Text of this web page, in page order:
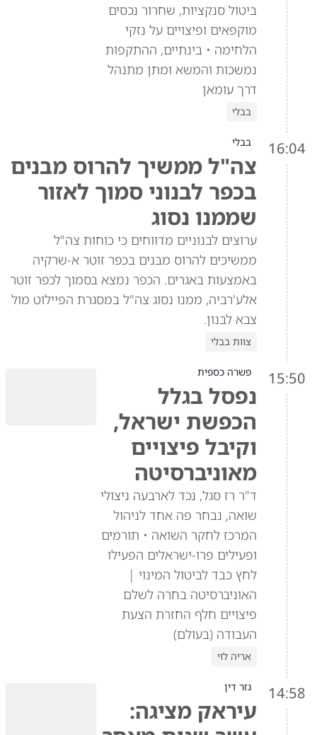
ביטול סנקציות, שחרור נכסים
מוקפאים ופיצויים על נזקי
הלחימה • בינתיים, ההתקפות
נמשכות והמשא ומתן מתנהל
דרך עומאן
בבלי
16:04 בבלי
צה"ל ממשיך להרוס מבנים
בכפר לבנוני סמוך לאזור
שממנו נסוג
ערוצים לבנוניים מדווחים כי כוחות צה"ל
ממשיכים להרוס מבנים בכפר זוטר א-שרקיה
באמצעות באגרים. הכפר נמצא בסמוך לכפר זוטר
אלע'רביה, ממנו נסוג צה"ל במסגרת הפיילוט מול
צבא לבנון.
צוות בבלי
15:50 פשרה כספית
נפסל בגלל
הכפשת ישראל,
וקיבל פיצויים
מאוניברסיטה
ד"ר רז סגל, נכד לארבעה ניצולי
שואה, נבחר פה אחד לניהול
המרכז לחקר השואה • תורמים
ופעילים פרו-ישראלים הפעילו
לחץ כבד לביטול המינוי |
האוניברסיטה בחרה לשלם
פיצויים חלף החזרת הצעת
העבודה (בעולם)
אריה לוי
14:58 גזר דין
עיראק מציגה: